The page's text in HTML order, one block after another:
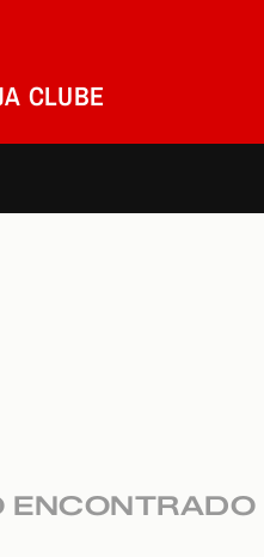
CLUBE
ENCONTRADO